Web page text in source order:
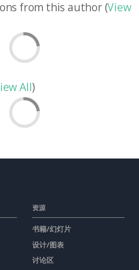
from this author (View
All)
资源
书籍/幻灯片
设计/图表
讨论区